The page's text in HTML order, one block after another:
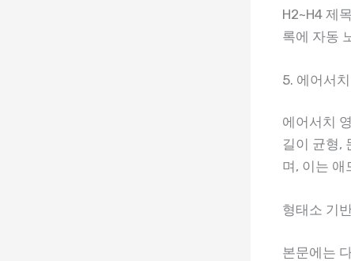
H2~H4 제
록에 자동
5. 에어서
에어서치
길이 균형,
며, 이는 애
형태소 기
본문에는